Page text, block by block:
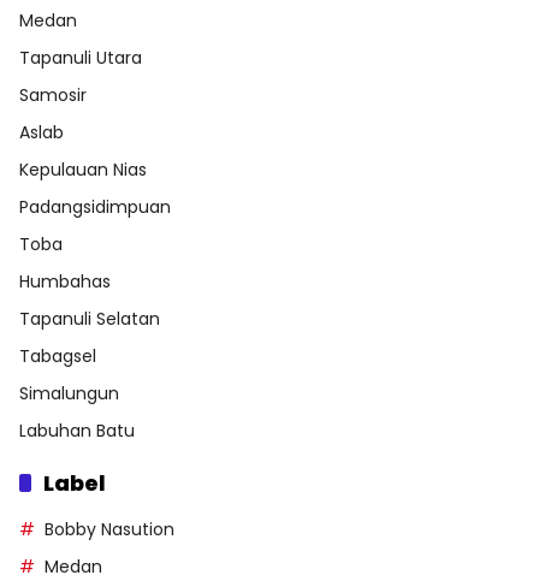
Medan
Tapanuli Utara
Samosir
Aslab
Kepulauan Nias
Padangsidimpuan
Toba
Humbahas
Tapanuli Selatan
Tabagsel
Simalungun
Labuhan Batu
Label
Bobby Nasution
Medan